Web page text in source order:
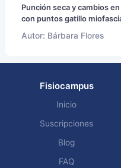
Punción seca y cambios
con puntos gatillo
Autor: Bárbara Flores
Fisiocampus
Inicio
Suscripciones
Blog
FAQ